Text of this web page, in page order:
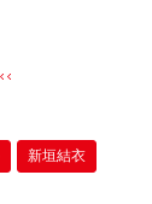
新垣結衣